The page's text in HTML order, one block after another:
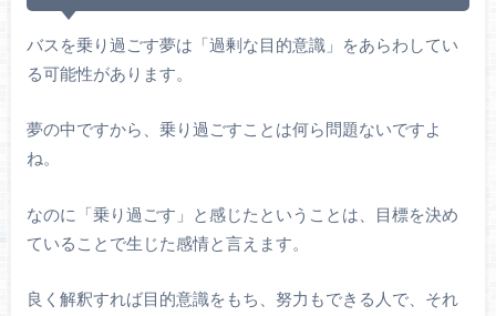
バスを乗り過ごす夢は「過剰な目的意識」をあらわしてい
る可能性があります。
夢の中ですから、乗り過ごすことは何ら問題ないですよ
ね。
なのに「乗り過ごす」と感じたということは、目標を決め
ていることで生じた感情と言えます。
良く解釈すれば目的意識をもち、努力もできる人で、それ